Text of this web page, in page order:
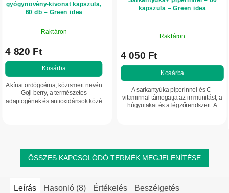
gyógynövény-kivonat kapszula,
60 db – Green idea
Raktáron
4 820 Ft
Kosárba
A kínai ördögcérna, közismert nevén
Goji berry, a természetes
adaptogének és antioxidánsok közé
kapszula – Green idea
Raktáron
4 050 Ft
Kosárba
A sarkantyúka piperinnel és C-
vitaminnal támogatja az immunitást, a
húgyutakat és a légzőrendszert. A
ÖSSZES KAPCSOLÓDÓ TERMÉK MEGJELENÍTÉSE
Leírás Hasonló (8) Értékelés Beszélgetés